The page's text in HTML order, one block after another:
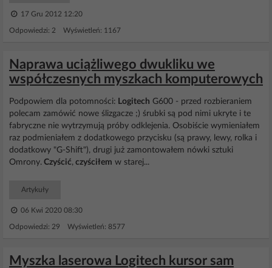
17 Gru 2012 12:20
Odpowiedzi: 2 Wyświetleń: 1167
Naprawa uciążliwego dwukliku we
współczesnych myszkach komputerowych
Podpowiem dla potomności: Logitech G600 - przed rozbieraniem
polecam zamówić nowe ślizgacze ;) śrubki są pod nimi ukryte i te
fabryczne nie wytrzymują próby odklejenia. Osobiście wymieniałem
raz podmieniałem z dodatkowego przycisku (są prawy, lewy, rolka i
dodatkowy "G-Shift"), drugi już zamontowałem nówki sztuki
Omrony. Czyścić, czyściłem w starej...
Artykuły
06 Kwi 2020 08:30
Odpowiedzi: 29 Wyświetleń: 8577
Myszka laserowa Logitech kursor sam